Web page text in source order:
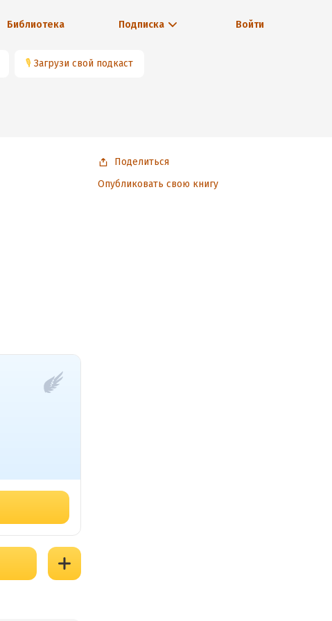
Библиотека Подписка Войти
🎙 Загрузи свой подкаст
Поделиться
Опубликовать свою книгу